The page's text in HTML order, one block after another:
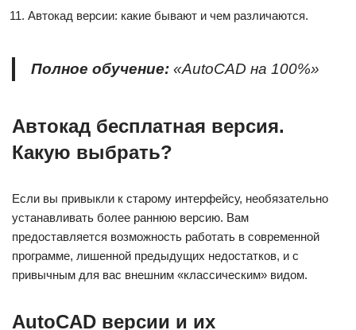
Автокад версии: какие бывают и чем различаются.
Полное обучение: «AutoCAD на 100%»
Автокад бесплатная версия.
Какую выбрать?
Если вы привыкли к старому интерфейсу, необязательно
устанавливать более раннюю версию. Вам
предоставляется возможность работать в современной
программе, лишенной предыдущих недостатков, и с
привычным для вас внешним «классическим» видом.
AutoCAD версии и их